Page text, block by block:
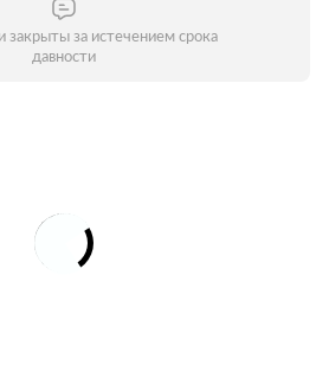
закрыты за истечением срока
давности